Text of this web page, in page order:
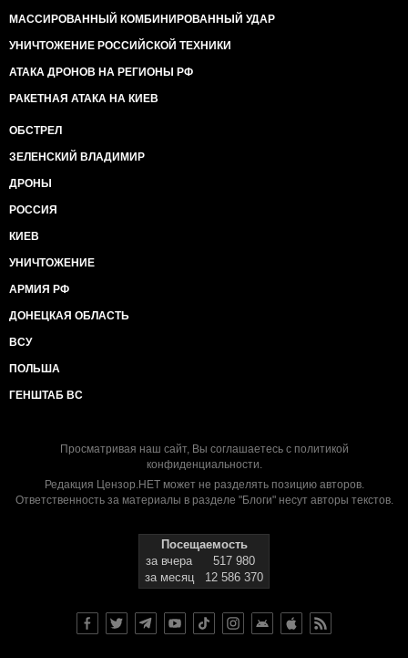
МАССИРОВАННЫЙ КОМБИНИРОВАННЫЙ УДАР
УНИЧТОЖЕНИЕ РОССИЙСКОЙ ТЕХНИКИ
АТАКА ДРОНОВ НА РЕГИОНЫ РФ
РАКЕТНАЯ АТАКА НА КИЕВ
ОБСТРЕЛ
ЗЕЛЕНСКИЙ ВЛАДИМИР
ДРОНЫ
РОССИЯ
КИЕВ
УНИЧТОЖЕНИЕ
АРМИЯ РФ
ДОНЕЦКАЯ ОБЛАСТЬ
ВСУ
ПОЛЬША
ГЕНШТАБ ВС
Просматривая наш сайт, Вы соглашаетесь с политикой
конфиденциальности.
Редакция Цензор.НЕТ может не разделять позицию авторов.
Ответственность за материалы в разделе "Блоги" несут авторы текстов.
Посещаемость
за вчера
517 980
за месяц
12 586 370